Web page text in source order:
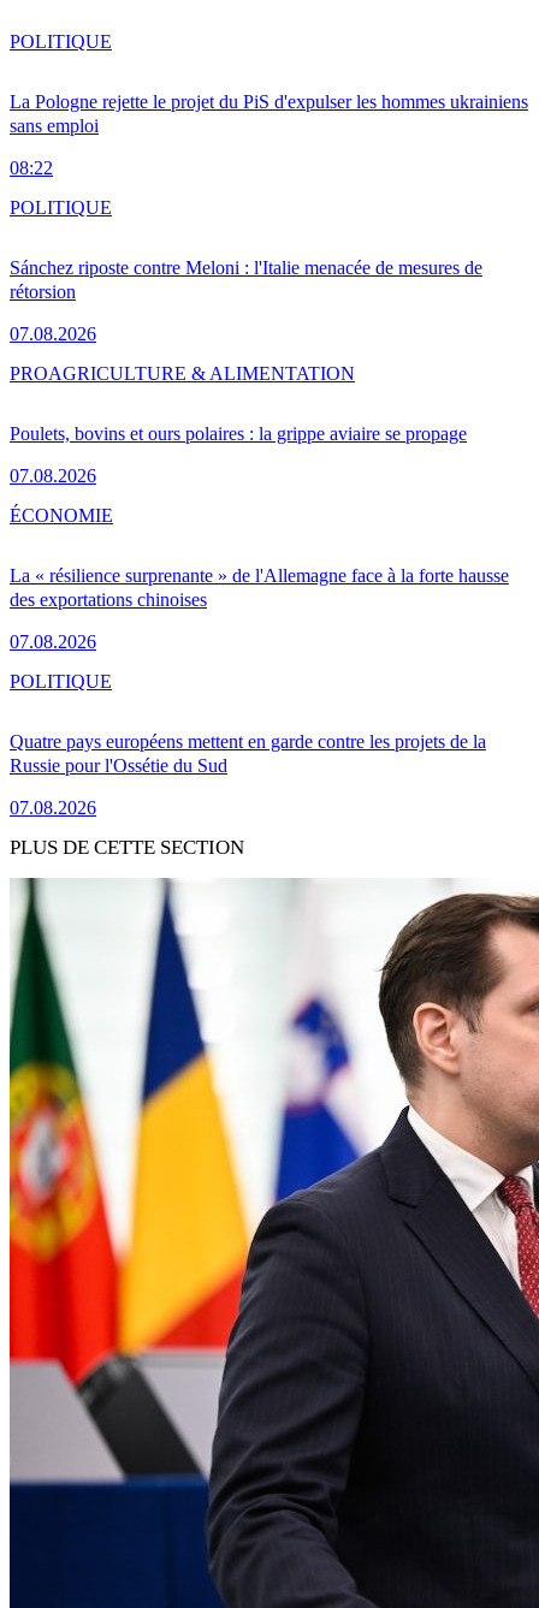
La Pologne rejette le projet du PiS d'expulser les hommes ukrainiens
sans emploi
08:22
POLITIQUE
Sánchez riposte contre Meloni : l'Italie menacée de mesures de
rétorsion
07.08.2026
POLITIQUE
Poulets, bovins et ours polaires : la grippe aviaire se propage
07.08.2026
PROAGRICULTURE & ALIMENTATION
La « résilience surprenante » de l'Allemagne face à la forte hausse
des exportations chinoises
07.08.2026
ÉCONOMIE
Quatre pays européens mettent en garde contre les projets de la
Russie pour l'Ossétie du Sud
07.08.2026
POLITIQUE
PLUS DE CETTE SECTION